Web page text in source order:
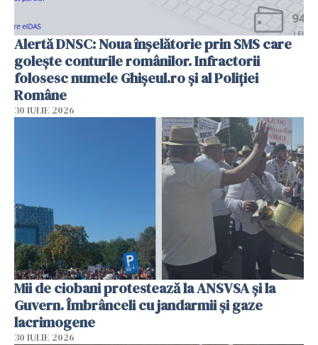
Alertă DNSC: Noua înșelătorie prin SMS care
golește conturile românilor. Infractorii
folosesc numele Ghișeul.ro și al Poliției
Române
30 IULIE 2026
Mii de ciobani protestează la ANSVSA și la
Guvern. Îmbrânceli cu jandarmii și gaze
lacrimogene
30 IULIE 2026